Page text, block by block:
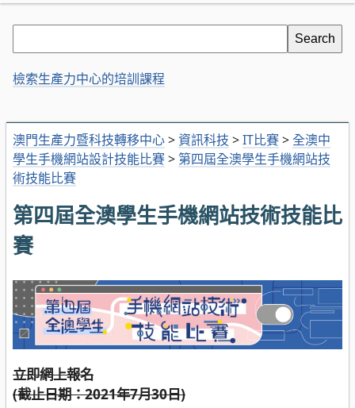
澳門生產力暨科技轉移中心> 資訊科技 >IT比賽>全澳中
學生手機網站設計技能比賽> 第四屆全澳學生手機網站技
術技能比賽
第四屆全澳學生手機網站技術技能比
賽
立即網上報名
(截止日期：2021年7月30日)
檢索生產力中心的培訓課程